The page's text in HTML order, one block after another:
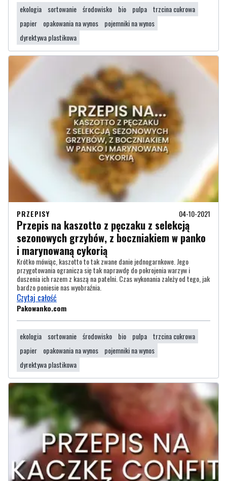
ekologia sortowanie środowisko bio pulpa trzcina cukrowa
papier
opakowania na wynos
pojemniki na wynos
dyrektywa plastikowa
PRZEPISY 04-10-2021
Przepis na kaszotto z pęczaku z selekcją
sezonowych grzybów, z boczniakiem w panko
i marynowaną cykorią
Krótko mówiąc, kaszotto to tak zwane danie jednogarnkowe. Jego
przygotowania ogranicza się tak naprawdę do pokrojenia warzyw i
duszenia ich razem z kaszą na patelni. Czas wykonania zależy od tego, jak
bardzo poniesie nas wyobraźnia.
Czytaj całość
Pakowanko.com
ekologia sortowanie środowisko bio pulpa trzcina cukrowa
papier
opakowania na wynos
pojemniki na wynos
dyrektywa plastikowa